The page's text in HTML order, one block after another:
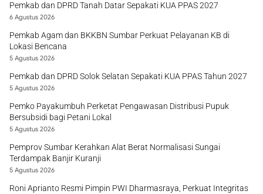
Pemkab dan DPRD Tanah Datar Sepakati KUA PPAS 2027
6 Agustus 2026
Pemkab Agam dan BKKBN Sumbar Perkuat Pelayanan KB di
Lokasi Bencana
5 Agustus 2026
Pemkab dan DPRD Solok Selatan Sepakati KUA PPAS Tahun 2027
5 Agustus 2026
Pemko Payakumbuh Perketat Pengawasan Distribusi Pupuk
Bersubsidi bagi Petani Lokal
5 Agustus 2026
Pemprov Sumbar Kerahkan Alat Berat Normalisasi Sungai
Terdampak Banjir Kuranji
5 Agustus 2026
Roni Aprianto Resmi Pimpin PWI Dharmasraya, Perkuat Integritas